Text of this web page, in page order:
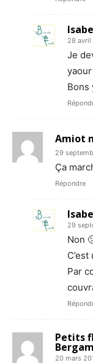
28 avril
Je
Bons
Amiot
29
Ça
Répondre
29
Non
Par
Petits
20 mars